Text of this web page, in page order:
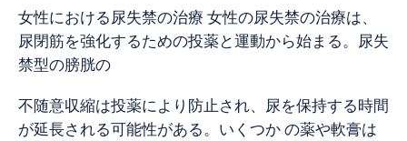
女性における尿失禁の治療 女性の尿失禁の治療は、
尿閉筋を強化するための投薬と運動から始まる。尿失
禁型の膀胱の
不随意収縮は投薬により防止され、尿を保持する時間
が延長される可能性がある。いくつか の薬や軟膏は